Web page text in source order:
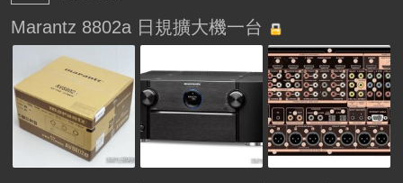
Marantz 8802a 日規擴大機一台